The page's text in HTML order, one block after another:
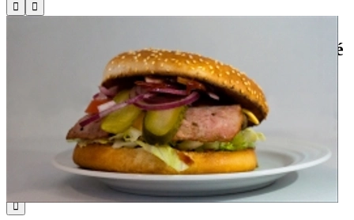
Miroslava Hájka 748/42, Hradec Králové
Fajn Pizza & Burger
Objednat online +420 727 875 075
Sledujte nás na sítích!

 